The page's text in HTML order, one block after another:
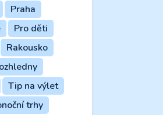
Praha
Pro děti
Rakousko
Tip na výlet
trhy